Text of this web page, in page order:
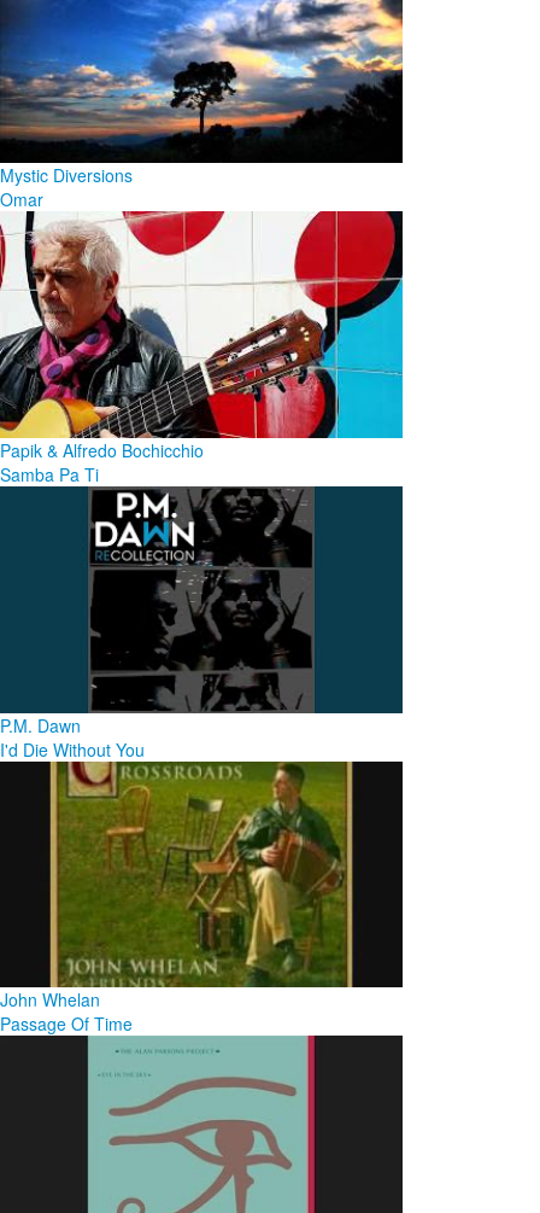
Mystic Diversions
Omar
Papik & Alfredo Bochicchio
Samba Pa Ti
P.M. Dawn
I'd Die Without You
John Whelan
Passage Of Time